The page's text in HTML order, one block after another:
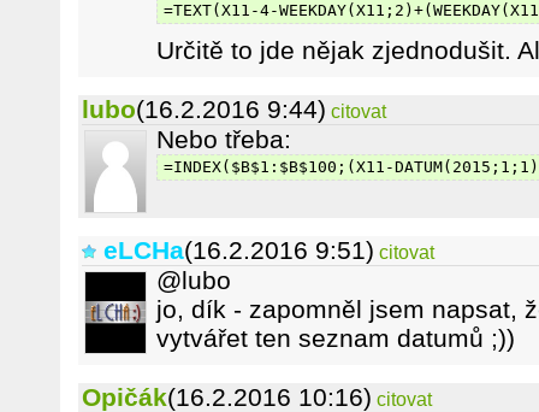
=TEXT(X11-4-
Určitě to jde nějak zjednodušit.
lubo(16.2.2016 9:44) citovat
Nebo třeba:
=INDEX($B$1:$B$100;(X11-
eLCHa(16.2.2016 9:51) citovat
@lubo
jo, dík - zapomněl jsem napsat,
vytvářet ten seznam datumů ;))
Opičák(16.2.2016 10:16) citovat